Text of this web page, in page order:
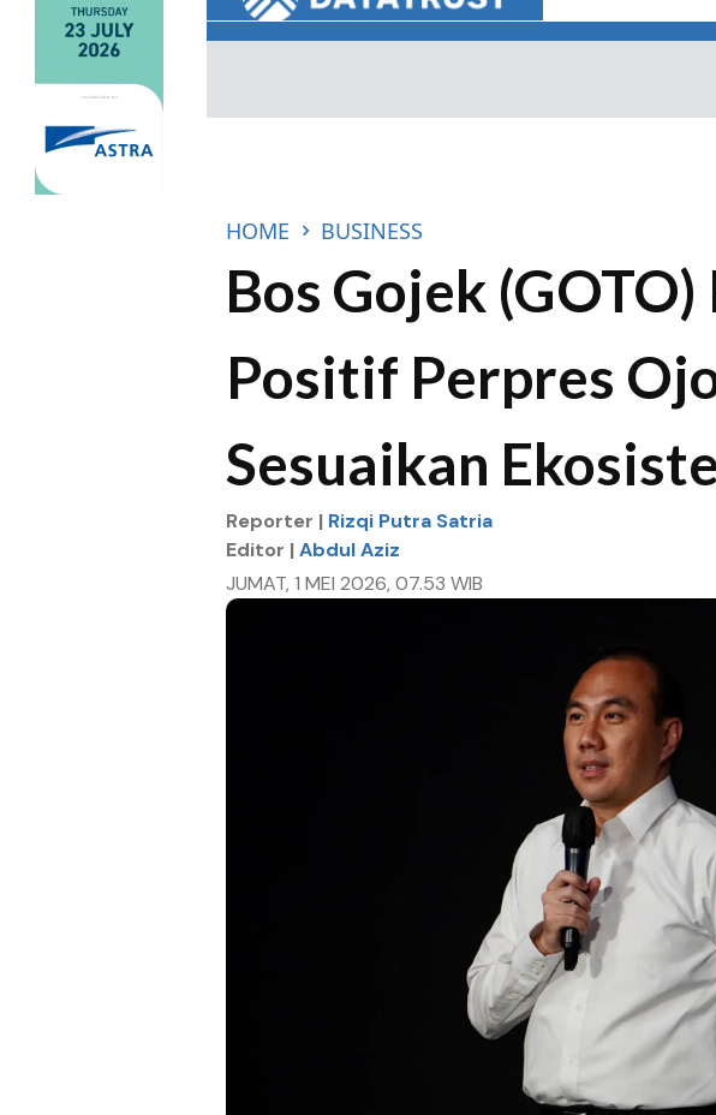
HOME BUSINESS
Bos Gojek (GOTO)
Positif Perpres
Sesuaikan
Reporter | Rizqi Putra Satria
Editor | Abdul Aziz
JUMAT, 1 MEI 2026, 07.53 WIB